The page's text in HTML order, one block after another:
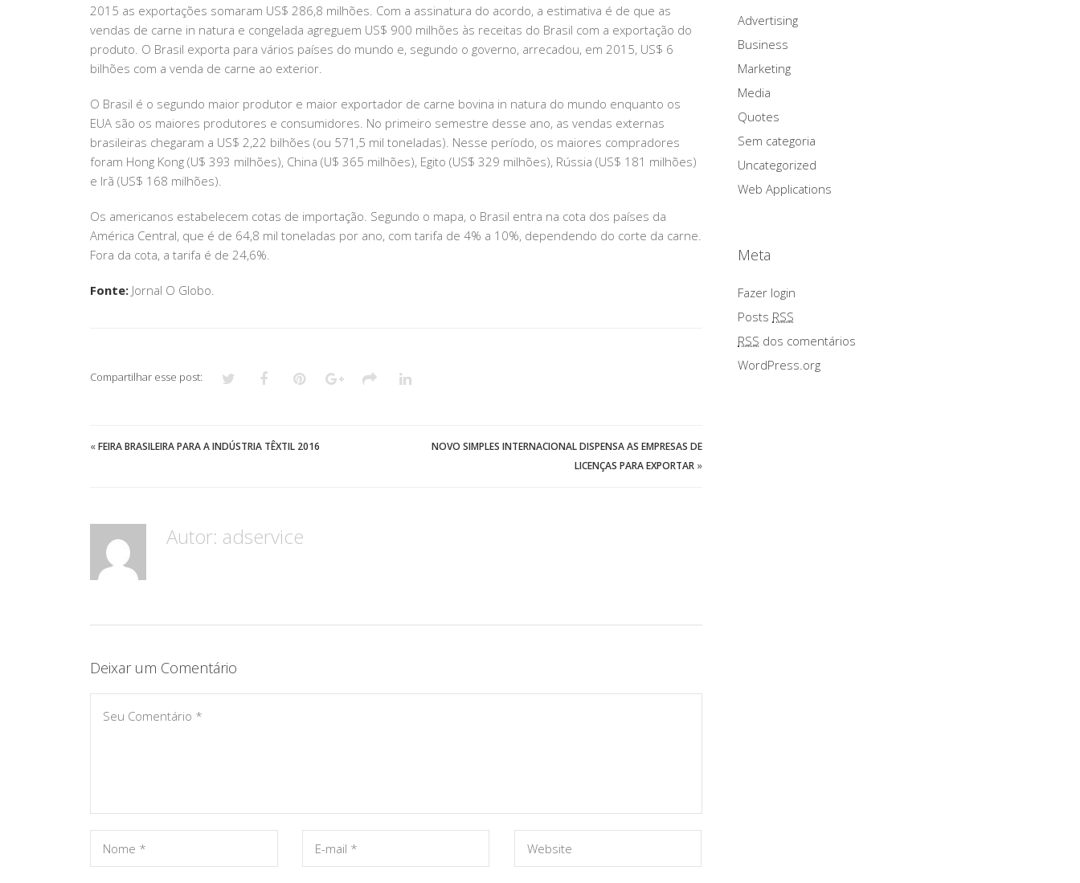
2015 as exportações somaram US$ 286,8 milhões. Com a assinatura do acordo, a estimativa é de que as
vendas de carne in natura e congelada agreguem US$ 900 milhões às receitas do Brasil com a exportação do
produto. O Brasil exporta para vários países do mundo e, segundo o governo, arrecadou, em 2015, US$ 6
bilhões com a venda de carne ao exterior.
O Brasil é o segundo maior produtor e maior exportador de carne bovina in natura do mundo enquanto os
EUA são os maiores produtores e consumidores. No primeiro semestre desse ano, as vendas externas
brasileiras chegaram a US$ 2,22 bilhões (ou 571,5 mil toneladas). Nesse período, os maiores compradores
foram Hong Kong (U$ 393 milhões), China (U$ 365 milhões), Egito (US$ 329 milhões), Rússia (US$ 181 milhões)
e Irã (US$ 168 milhões).
Os americanos estabelecem cotas de importação. Segundo o mapa, o Brasil entra na cota dos países da
América Central, que é de 64,8 mil toneladas por ano, com tarifa de 4% a 10%, dependendo do corte da carne.
Fora da cota, a tarifa é de 24,6%.
Fonte: Jornal O Globo.
Compartilhar esse post:
«FEIRA BRASILEIRA PARA A INDÚSTRIA TÊXTIL 2016
NOVO SIMPLES INTERNACIONAL DISPENSA AS EMPRESAS DE
LICENÇAS PARA EXPORTAR»
Autor: adservice
Deixar um Comentário
Advertising
Business
Marketing
Media
Quotes
Sem categoria
Uncategorized
Web Applications
Meta
Fazer login
Posts RSS
RSS dos comentários
WordPress.org